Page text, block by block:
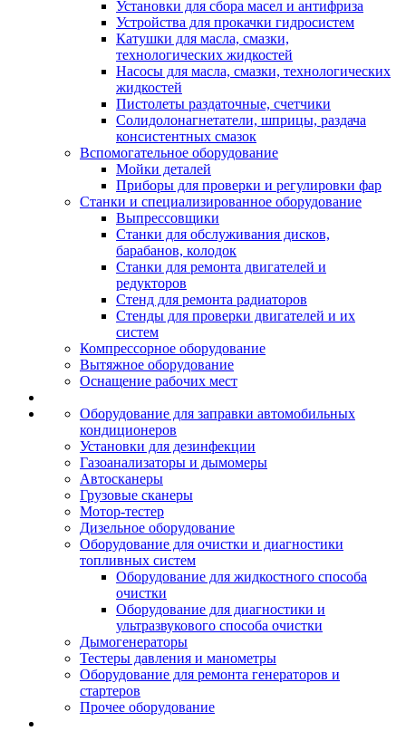
Установки для сбора масел и антифриза
Устройства для прокачки гидросистем
Катушки для масла, смазки,
технологических жидкостей
Насосы для масла, смазки, технологических
жидкостей
Пистолеты раздаточные, счетчики
Солидолонагнетатели, шприцы, раздача
консистентных смазок
Вспомогательное оборудование
Мойки деталей
Приборы для проверки и регулировки фар
Станки и специализированное оборудование
Выпрессовщики
Станки для обслуживания дисков,
барабанов, колодок
Станки для ремонта двигателей и
редукторов
Стенд для ремонта радиаторов
Стенды для проверки двигателей и их
систем
Компрессорное оборудование
Вытяжное оборудование
Оснащение рабочих мест
Оборудование для заправки автомобильных
кондиционеров
Установки для дезинфекции
Газоанализаторы и дымомеры
Автосканеры
Грузовые сканеры
Мотор-тестер
Дизельное оборудование
Оборудование для очистки и диагностики
топливных систем
Оборудование для жидкостного способа
очистки
Оборудование для диагностики и
ультразвукового способа очистки
Дымогенераторы
Тестеры давления и манометры
Оборудование для ремонта генераторов и
стартеров
Прочее оборудование